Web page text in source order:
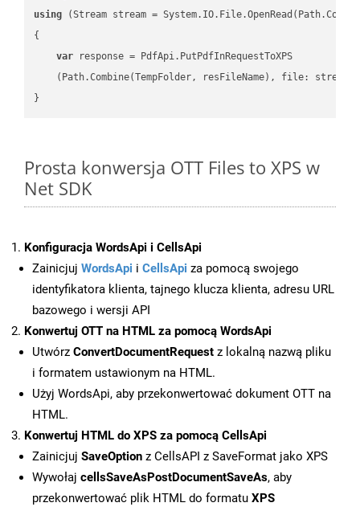
using (Stream stream =
{
var response = PdfApi.PutPdfInRequestToXPS
    (Path.Combine(TempFolder, resFileName), file: stream);
Prosta konwersja OTT Files to XPS w
Net SDK
Konfiguracja WordsApi i CellsApi
Zainicjuj WordsApi i CellsApi za pomocą swojego
identyfikatora klienta, tajnego klucza klienta, adresu URL
bazowego i wersji API
Konwertuj OTT na HTML za pomocą WordsApi
Utwórz ConvertDocumentRequest z lokalną nazwą pliku
i formatem ustawionym na HTML.
Użyj WordsApi, aby przekonwertować dokument OTT na
HTML.
Konwertuj HTML do XPS za pomocą CellsApi
Zainicjuj SaveOption z CellsAPI z SaveFormat jako XPS
Wywołaj cellsSaveAsPostDocumentSaveAs, aby
przekonwertować plik HTML do formatu XPS